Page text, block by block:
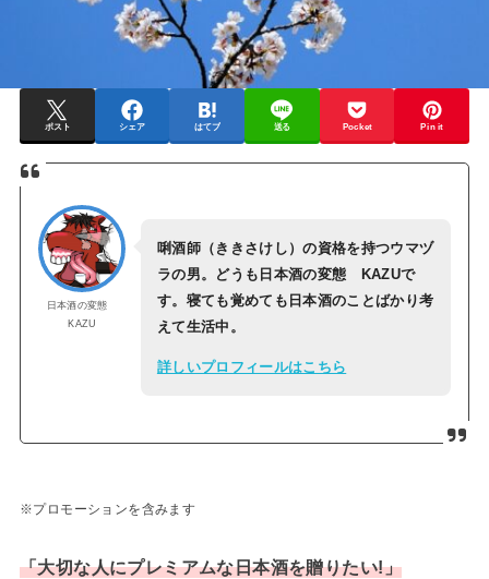
ポスト シェア はてブ 送る Pocket Pin it
日本酒の変態
KAZU
唎酒師（ききさけし）の資格を持つウマヅ
ラの男。どうも日本酒の変態 KAZUで
す。寝ても覚めても日本酒のことばかり考
えて生活中。
詳しいプロフィールはこちら
※プロモーションを含みます
「大切な人にプレミアムな日本酒を贈りたい!」